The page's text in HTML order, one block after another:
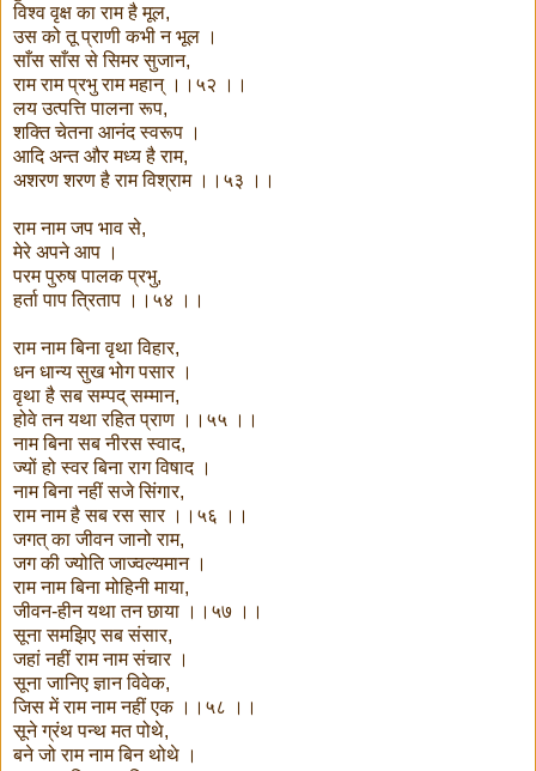
विश्व वृक्ष का राम है मूल,
उस को तू प्राणी कभी न भूल ।
साँस साँस से सिमर सुजान,
राम राम प्रभु राम महान् ।।५२ ।।
लय उत्पत्ति पालना रूप,
शक्ति चेतना आनंद स्वरूप ।
आदि अन्त और मध्य है राम,
अशरण शरण है राम विश्राम ।।५३ ।।
राम नाम जप भाव से,
मेरे अपने आप ।
परम पुरुष पालक प्रभु,
हर्ता पाप त्रिताप ।।५४ ।।
राम नाम बिना वृथा विहार,
धन धान्य सुख भोग पसार ।
वृथा है सब सम्पद् सम्मान,
होवे तन यथा रहित प्राण ।।५५ ।।
नाम बिना सब नीरस स्वाद,
ज्यों हो स्वर बिना राग विषाद ।
नाम बिना नहीं सजे सिंगार,
राम नाम है सब रस सार ।।५६ ।।
जगत् का जीवन जानो राम,
जग की ज्योति जाज्वल्यमान ।
राम नाम बिना मोहिनी माया,
जीवन-हीन यथा तन छाया ।।५७ ।।
सूना समझिए सब संसार,
जहां नहीं राम नाम संचार ।
सूना जानिए ज्ञान विवेक,
जिस में राम नाम नहीं एक ।।५८ ।।
सूने ग्रंथ पन्थ मत पोथे,
बने जो राम नाम बिन थोथे ।